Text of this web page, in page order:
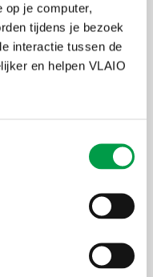
op je computer,
tijdens je bezoek
interactie tussen de
en helpen VLAIO
Steenweg
. We raden je sterk
(T 011 23
ondersteuning